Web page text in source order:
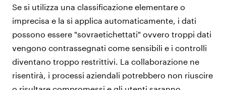
Se si utilizza una classificazione elementare o
imprecisa e la si applica automaticamente, i dati
possono essere "sovraetichettati" ovvero troppi dati
vengono contrassegnati come sensibili e i controlli
diventano troppo restrittivi. La collaborazione ne
risentirà, i processi aziendali potrebbero non riuscire